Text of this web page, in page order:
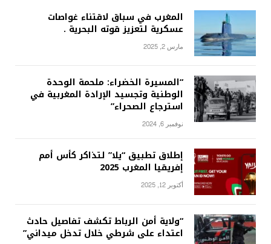
المغرب في سباق لاقتناء غواصات
عسكرية لتعزيز قوته البحرية .
مارس 2, 2025
“المسيرة الخضراء: ملحمة الوحدة
الوطنية وتجسيد الإرادة المغربية في
استرجاع الصحراء”
نوفمبر 6, 2024
إطلاق تطبيق “يلا” لتذاكر كأس أمم
إفريقيا المغرب 2025
أكتوبر 12, 2025
“ولاية أمن الرباط تكشف تفاصيل حادث
اعتداء على شرطي خلال تدخل ميداني”